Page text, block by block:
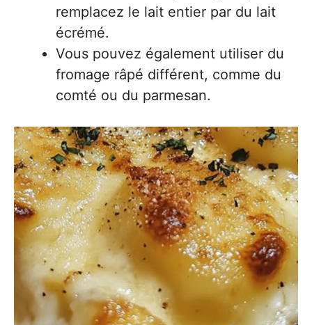
remplacez le lait entier par du lait
écrémé.
Vous pouvez également utiliser du
fromage râpé différent, comme du
comté ou du parmesan.